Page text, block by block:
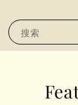
搜索